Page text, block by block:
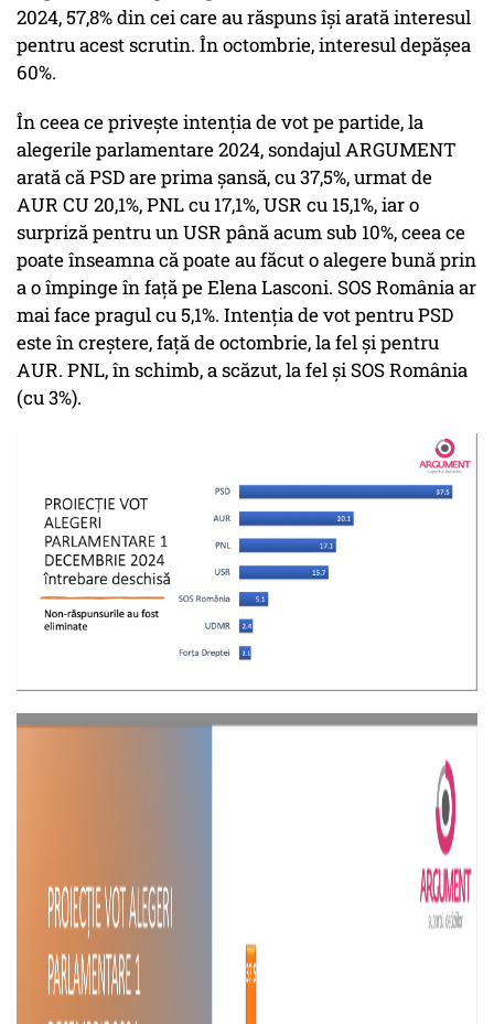
2024, 57,8% din cei care au răspuns își arată interesul
pentru acest scrutin. În octombrie, interesul depășea
60%.
În ceea ce privește intenția de vot pe partide, la
alegerile parlamentare 2024, sondajul ARGUMENT
arată că PSD are prima șansă, cu 37,5%, urmat de
AUR CU 20,1%, PNL cu 17,1%, USR cu 15,1%, iar o
surpriză pentru un USR până acum sub 10%, ceea ce
poate înseamna că poate au făcut o alegere bună prin
a o împinge în față pe Elena Lasconi. SOS România ar
mai face pragul cu 5,1%. Intenția de vot pentru PSD
este în creștere, față de octombrie, la fel și pentru
AUR. PNL, în schimb, a scăzut, la fel și SOS România
(cu 3%).